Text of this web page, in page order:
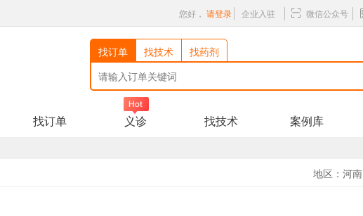
您好， 请登录 企业入驻 微信公众号
找订单 找技术 找药剂
找订单 义诊 找技术 案例库
地区：河南